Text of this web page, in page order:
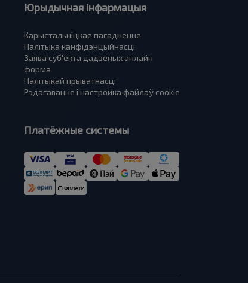
Юрыдычная інфармацыя
Карыстальніцкае пагадненне
Палітыка канфідэнцыйнасці
Заява суб'екта дадзеных анлайн
форма
Палітыкай прыватнасці
Рэдагаванне і настройка файлаў cookie
Платёжные системы